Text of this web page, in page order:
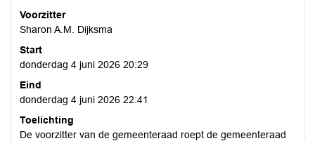
Voorzitter
Sharon A.M. Dijksma
Start
donderdag 4 juni 2026 20:29
Eind
donderdag 4 juni 2026 22:41
Toelichting
De voorzitter van de gemeenteraad roept de gemeenteraad